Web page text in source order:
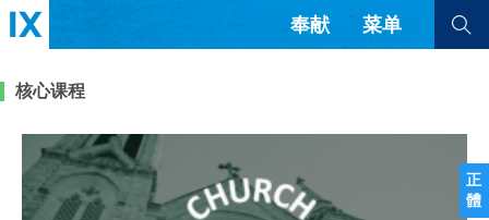
正
體
奉献 菜单
文章
来信
查看全部
查看全部
核心课程